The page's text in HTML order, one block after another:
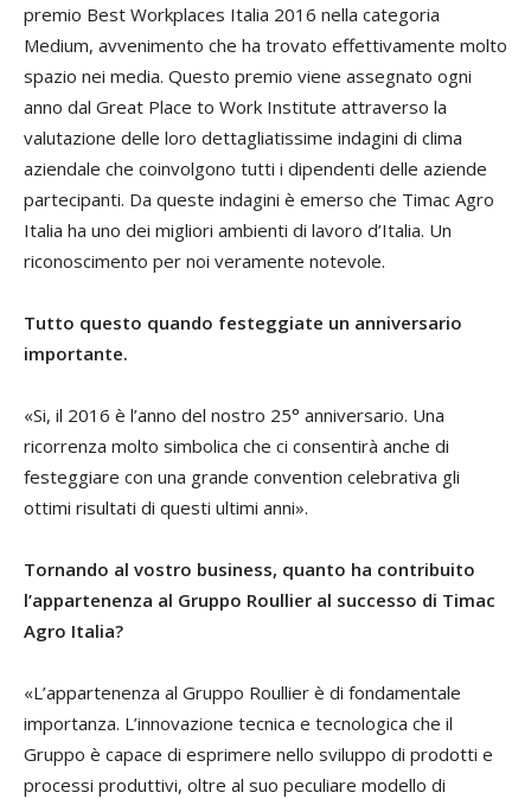
premio Best Workplaces Italia 2016 nella categoria
Medium, avvenimento che ha trovato effettivamente molto
spazio nei media. Questo premio viene assegnato ogni
anno dal Great Place to Work Institute attraverso la
valutazione delle loro dettagliatissime indagini di clima
aziendale che coinvolgono tutti i dipendenti delle aziende
partecipanti. Da queste indagini è emerso che Timac Agro
Italia ha uno dei migliori ambienti di lavoro d’Italia. Un
riconoscimento per noi veramente notevole.
Tutto questo quando festeggiate un anniversario
importante.
«Si, il 2016 è l’anno del nostro 25° anniversario. Una
ricorrenza molto simbolica che ci consentirà anche di
festeggiare con una grande convention celebrativa gli
ottimi risultati di questi ultimi anni».
Tornando al vostro business, quanto ha contribuito
l’appartenenza al Gruppo Roullier al successo di Timac
Agro Italia?
«L’appartenenza al Gruppo Roullier è di fondamentale
importanza. L’innovazione tecnica e tecnologica che il
Gruppo è capace di esprimere nello sviluppo di prodotti e
processi produttivi, oltre al suo peculiare modello di